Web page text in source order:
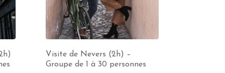
Visite de Nevers (2h) –
Groupe de 1 à 30 personnes